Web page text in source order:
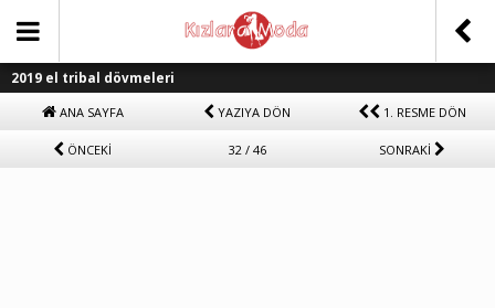
2019 el tribal dövmeleri
ANA SAYFA YAZIYA DÖN 1. RESME DÖN
ÖNCEKİ 32 / 46 SONRAKİ